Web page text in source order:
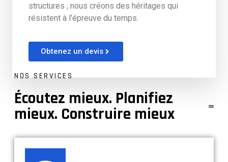
structures ; nous créons des héritages qui
résistent à l’épreuve du temps.
Obtenez un devis
NOS SERVICES
Écoutez mieux. Planifiez
mieux. Construire mieux